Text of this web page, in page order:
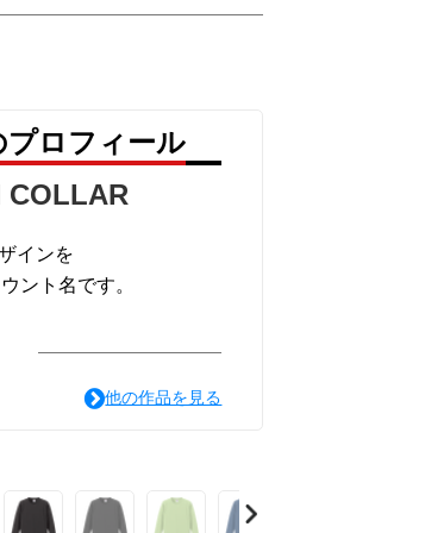
プロフィール
COLLAR
インを
ント名です。
、気になったデザイン
他の作品を見る